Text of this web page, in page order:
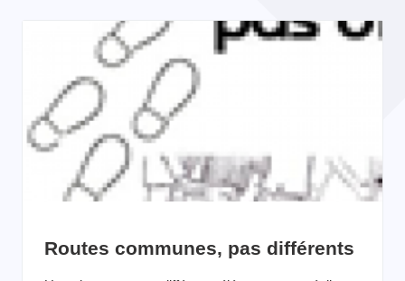
Routes communes, pas différents